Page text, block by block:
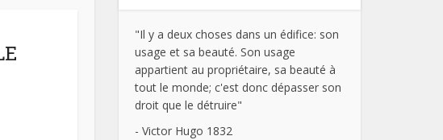
"Il y a deux choses dans un édifice: son
usage et sa beauté. Son usage
appartient au propriétaire, sa beauté à
tout le monde; c'est donc dépasser son
droit que le détruire"
- Victor Hugo 1832